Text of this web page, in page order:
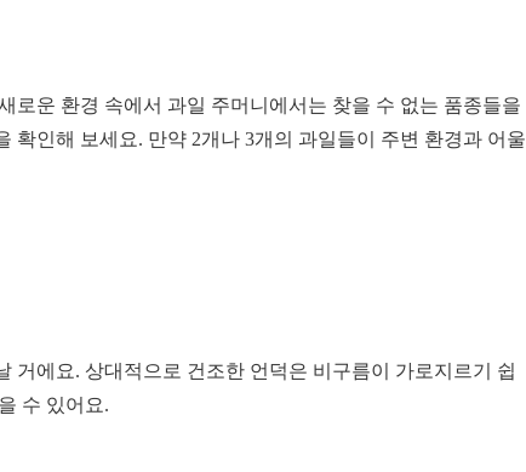
로운 환경 속에서 과일 주머니에서는 찾을 수 없는 품종들을
확인해 보세요. 만약 2개나 3개의 과일들이 주변 환경과 어울
거에요. 상대적으로 건조한 언덕은 비구름이 가로지르기 쉽
수 있어요.